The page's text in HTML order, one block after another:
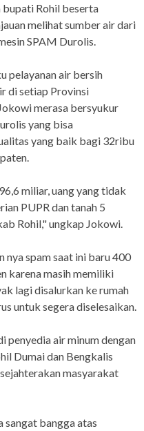
bupati Rohil beserta
melihat sumber air dari
SPAM Durolis.
pelayanan air bersih
di setiap Provinsi
merasa bersyukur
yang bisa
yang baik bagi 32ribu
miliar, uang yang tidak
PUPR dan tanah 5
Rohil," ungkap Jokowi.
nya spam saat ini baru 400
karena masih memiliki
lagi disalurkan ke rumah
untuk segera diselesaikan.
penyedia air minum dengan
Dumai dan Bengkalis
masyarakat
sangat bangga atas